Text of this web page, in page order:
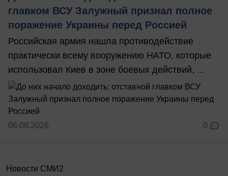
главком ВСУ Залужный признал полное
поражение Украины перед Россией
Российская армия нашла противодействие
практически всему вооружению НАТО, которые
использовал Киев в зоне боевых действий, ...
06.08.2026 0
Новости СМИ2